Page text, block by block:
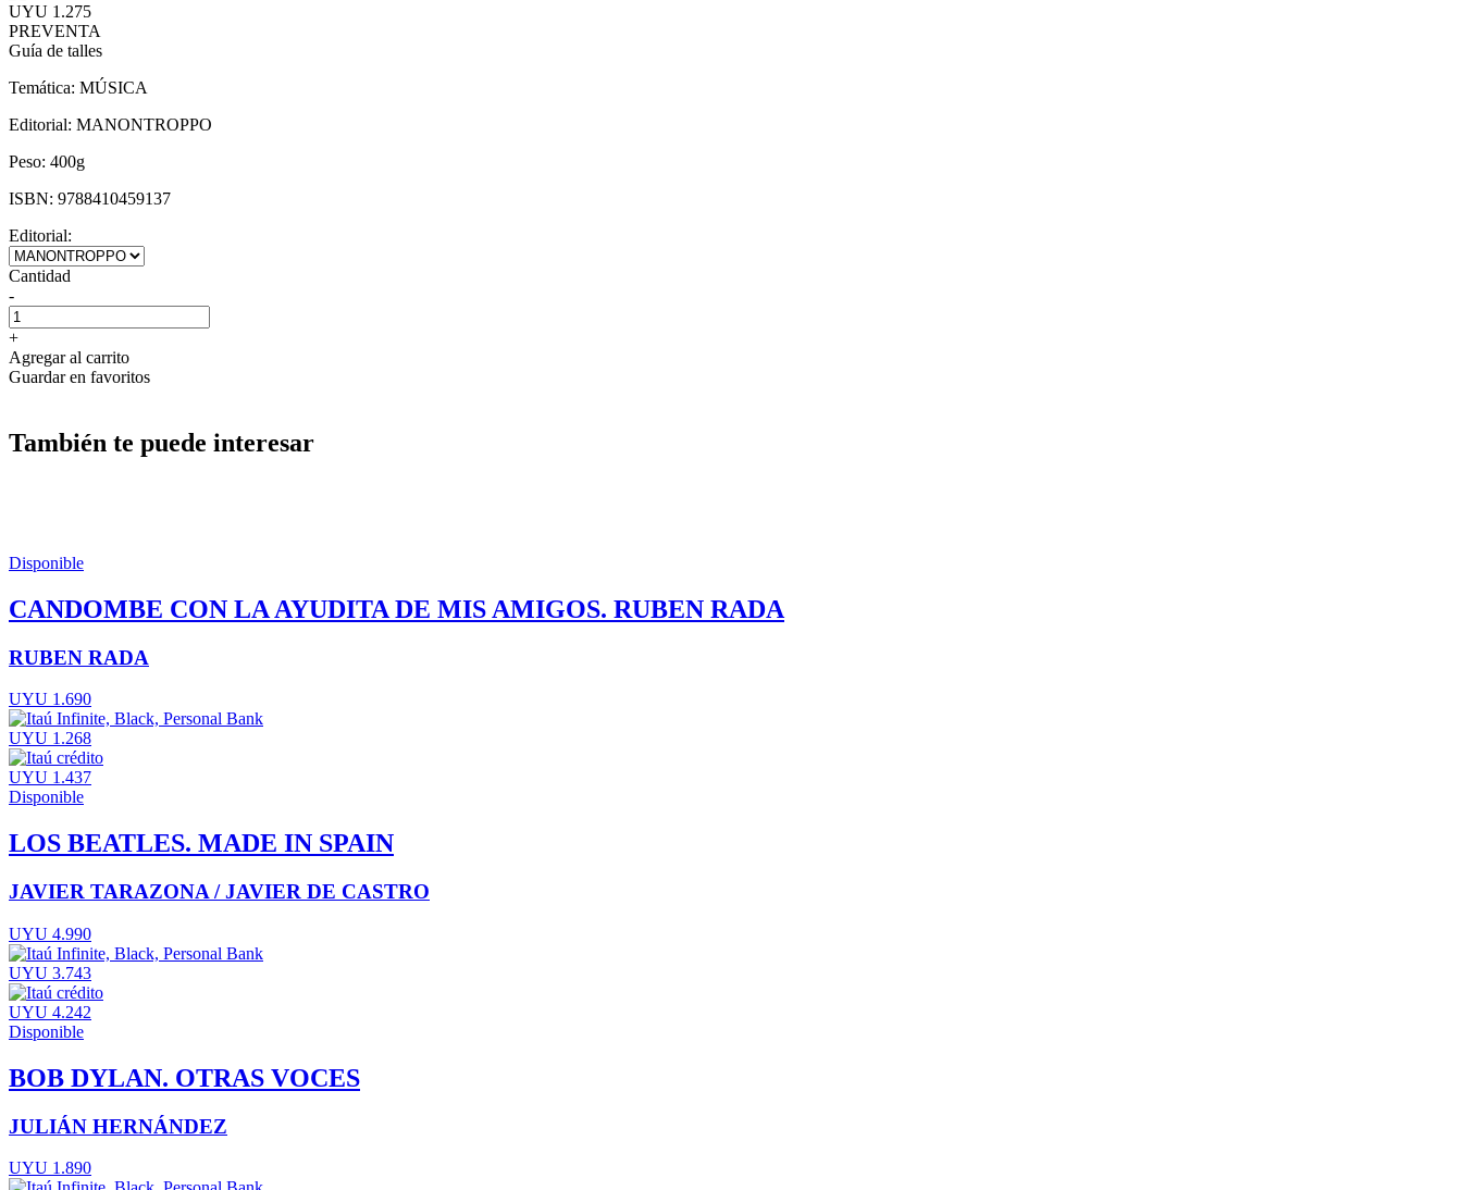
UYU 1.275
PREVENTA
Guía de talles
Temática: MÚSICA
Editorial: MANONTROPPO
Peso: 400g
ISBN: 9788410459137
Editorial:
Cantidad
-
+
Agregar al carrito
Guardar en favoritos
También te puede interesar
Disponible
CANDOMBE CON LA AYUDITA DE MIS AMIGOS. RUBEN RADA
RUBEN RADA
UYU 1.690
UYU 1.268
UYU 1.437
Disponible
LOS BEATLES. MADE IN SPAIN
JAVIER TARAZONA / JAVIER DE CASTRO
UYU 4.990
UYU 3.743
UYU 4.242
Disponible
BOB DYLAN. OTRAS VOCES
JULIÁN HERNÁNDEZ
UYU 1.890